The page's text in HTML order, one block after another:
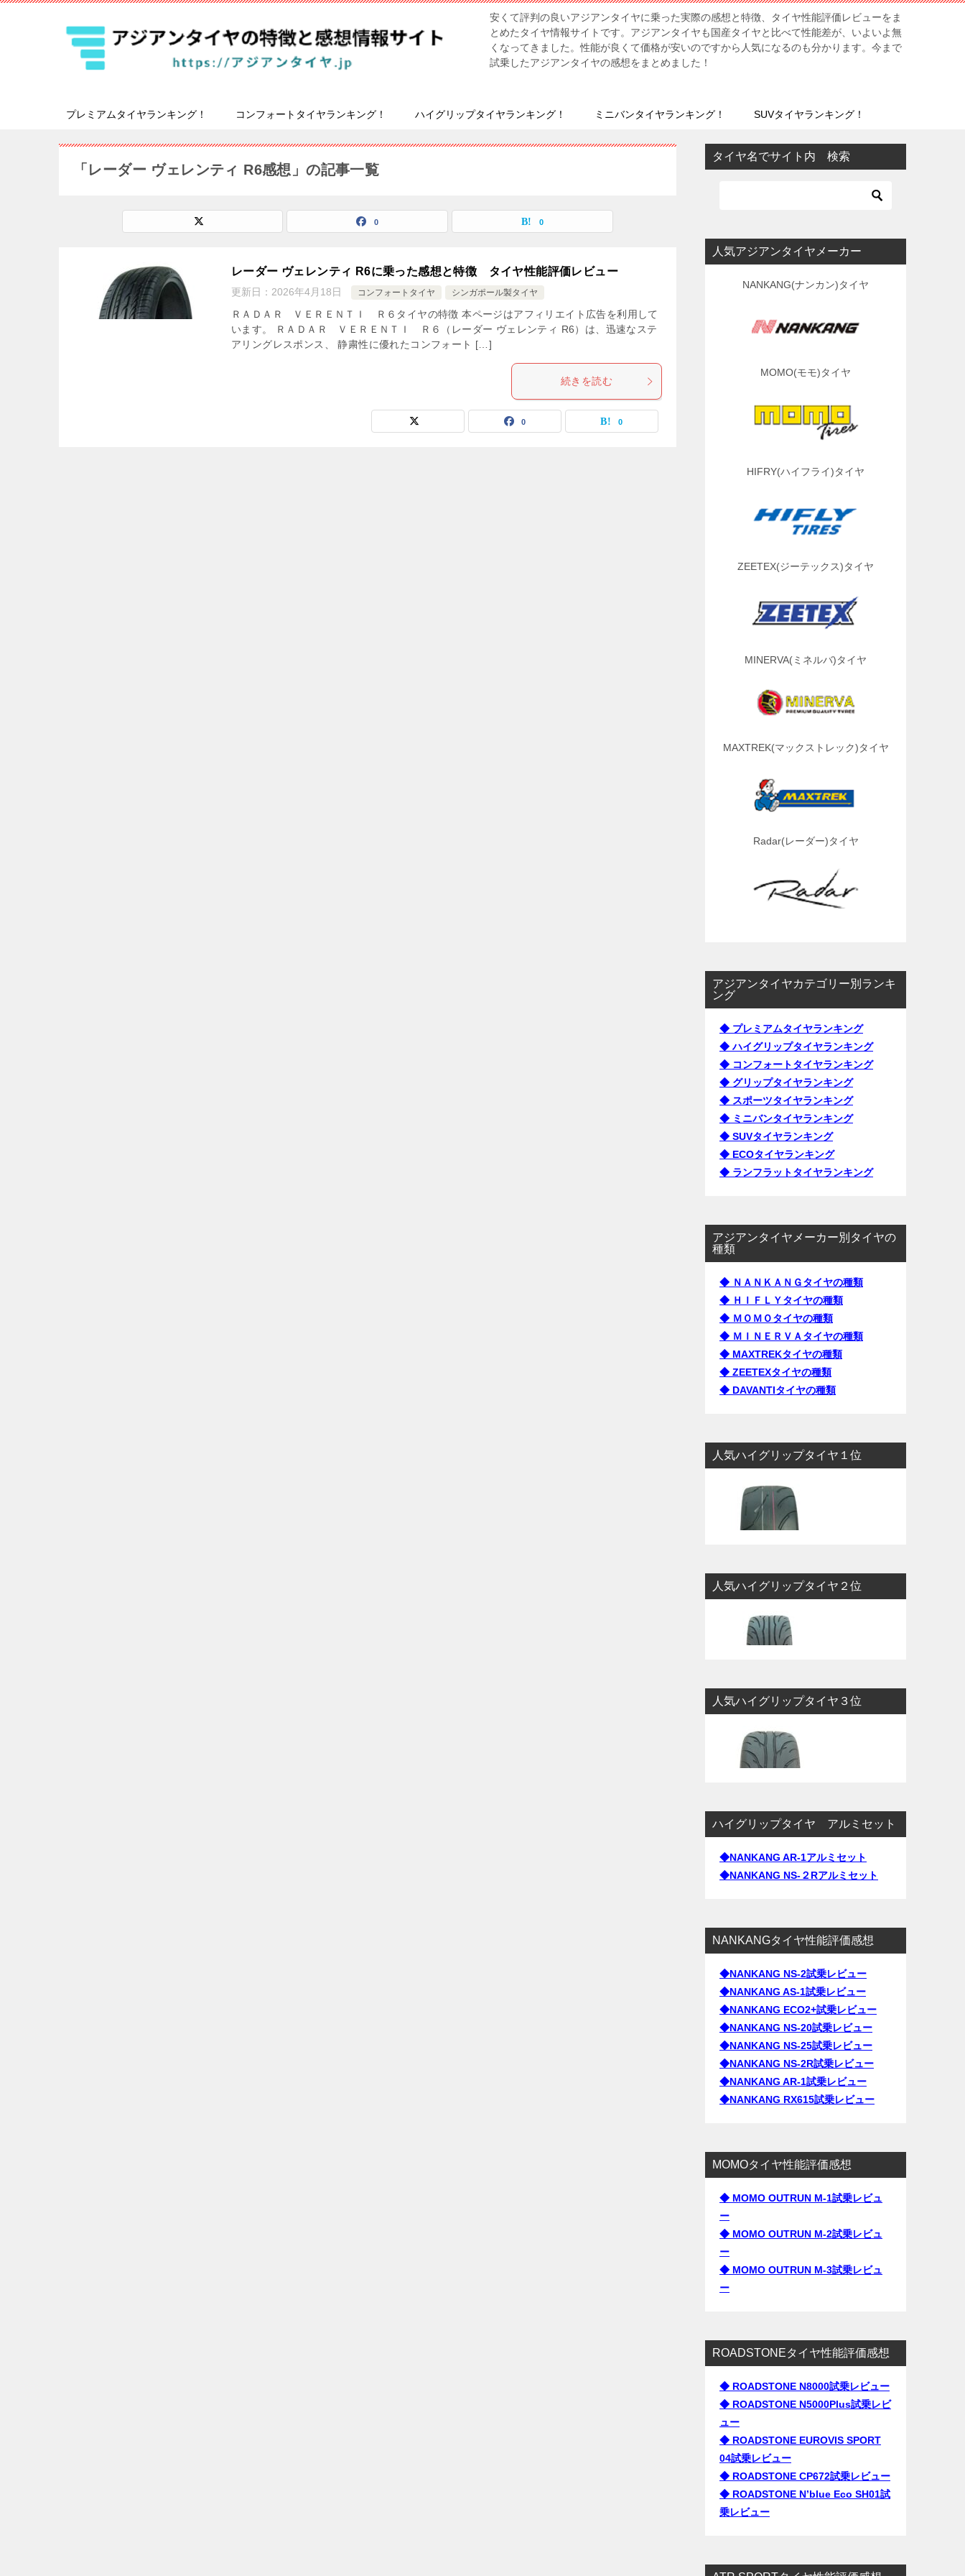
安くて評判の良いアジアンタイヤに乗った実際の感想と特徴、タイヤ性能評価レビューをま
とめたタイヤ情報サイトです。アジアンタイヤも国産タイヤと比べて性能差が、いよいよ無
くなってきました。性能が良くて価格が安いのですから人気になるのも分かります。今まで
試乗したアジアンタイヤの感想をまとめました！
プレミアムタイヤランキング！ コンフォートタイヤランキング！ ハイグリップタイヤランキング！ ミニバンタイヤランキング！ SUVタイヤランキング！
「レーダー ヴェレンティ R6感想」の記事一覧
0 0
レーダー ヴェレンティ R6に乗った感想と特徴 タイヤ性能評価レビュー
更新日： 2026年4月18日 コンフォートタイヤ シンガポール製タイヤ
ＲＡＤＡＲ ＶＥＲＥＮＴＩ Ｒ６タイヤの特徴 本ページはアフィリエイト広告を利用して
います。 ＲＡＤＡＲ ＶＥＲＥＮＴＩ Ｒ６（レーダー ヴェレンティ R6）は、迅速なステ
アリングレスポンス、 静粛性に優れたコンフォート […]
続きを読む
0 0
タイヤ名でサイト内 検索
人気アジアンタイヤメーカー
NANKANG(ナンカン)タイヤ
MOMO(モモ)タイヤ
HIFRY(ハイフライ)タイヤ
ZEETEX(ジーテックス)タイヤ
MINERVA(ミネルバ)タイヤ
MAXTREK(マックストレック)タイヤ
Radar(レーダー)タイヤ
アジアンタイヤカテゴリー別ランキ
ング
◆ プレミアムタイヤランキング
◆ ハイグリップタイヤランキング
◆ コンフォートタイヤランキング
◆ グリップタイヤランキング
◆ スポーツタイヤランキング
◆ ミニバンタイヤランキング
◆ SUVタイヤランキング
◆ ECOタイヤランキング
◆ ランフラットタイヤランキング
アジアンタイヤメーカー別タイヤの
種類
◆ ＮＡＮＫＡＮＧタイヤの種類
◆ ＨＩＦＬＹタイヤの種類
◆ ＭＯＭＯタイヤの種類
◆ ＭＩＮＥＲＶＡタイヤの種類
◆ MAXTREKタイヤの種類
◆ ZEETEXタイヤの種類
◆ DAVANTIタイヤの種類
人気ハイグリップタイヤ１位
人気ハイグリップタイヤ２位
人気ハイグリップタイヤ３位
ハイグリップタイヤ アルミセット
◆NANKANG AR-1アルミセット
◆NANKANG NS-２Rアルミセット
NANKANGタイヤ性能評価感想
◆NANKANG NS-2試乗レビュー
◆NANKANG AS-1試乗レビュー
◆NANKANG ECO2+試乗レビュー
◆NANKANG NS-20試乗レビュー
◆NANKANG NS-25試乗レビュー
◆NANKANG NS-2R試乗レビュー
◆NANKANG AR-1試乗レビュー
◆NANKANG RX615試乗レビュー
MOMOタイヤ性能評価感想
◆ MOMO OUTRUN M-1試乗レビュ
ー
◆ MOMO OUTRUN M-2試乗レビュ
ー
◆ MOMO OUTRUN M-3試乗レビュ
ー
ROADSTONEタイヤ性能評価感想
◆ ROADSTONE N8000試乗レビュー
◆ ROADSTONE N5000Plus試乗レビ
ュー
◆ ROADSTONE EUROVIS SPORT
04試乗レビュー
◆ ROADSTONE CP672試乗レビュー
◆ ROADSTONE N’blue Eco SH01試
乗レビュー